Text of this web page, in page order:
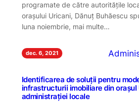
programate de către autoritățile
orașului Uricani, Dănuț Buhăescu
luna noiembrie, mai multe…
dec. 6, 2021
Identificarea de soluții pentru
infrastructurii imobiliare din orașul
administrației locale